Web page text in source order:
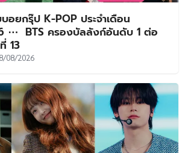
อยกรุ๊ป K-POP ประจำเดือน
⋯ BTS ครองบัลลังก์อันดับ 1 ต่อ
13
08/2026